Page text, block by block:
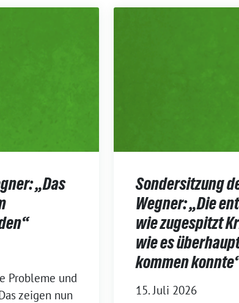
„Das
Probleme und
zeigen nun
Sondersitzung
Wegner: „Die
wie zugespitzt
wie es
kommen
15. Juli 2026